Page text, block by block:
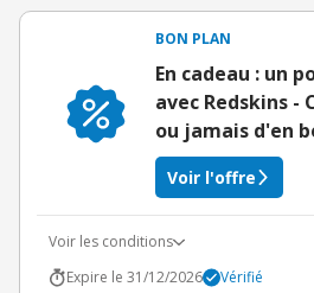
BON PLAN
En cadeau : un
avec Redskins
ou jamais d'en
Voir l'offre
Voir les conditions
Expire le 31/12/2026
Vérifié